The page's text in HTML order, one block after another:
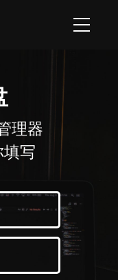
理器
填写